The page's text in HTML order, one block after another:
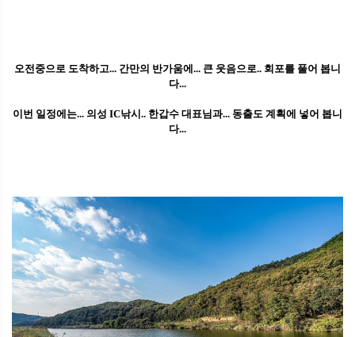
오전중으로 도착하고... 간만의 반가움에... 큰 웃음으로.. 회포를 풀어 봅니
다...
이번 일정에는... 의성 IC낚시.. 한갑수 대표님과... 동출도 계획에 넣어 봅니
다...